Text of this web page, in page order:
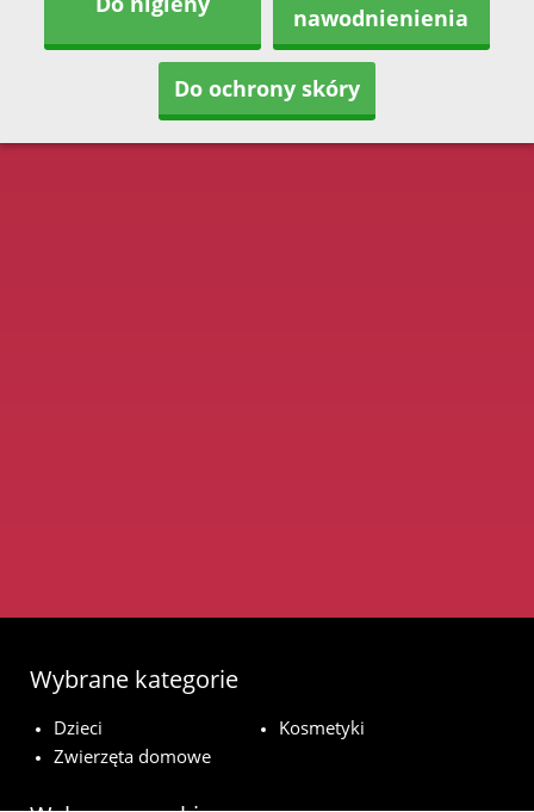
nawodnienienia
Do ochrony skóry
Wybrane kategorie
Dzieci
Kosmetyki
Zwierzęta domowe